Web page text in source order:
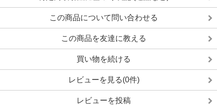
この商品について問い合わせる
この商品を友達に教える
買い物を続ける
レビューを見る(0件)
レビューを投稿